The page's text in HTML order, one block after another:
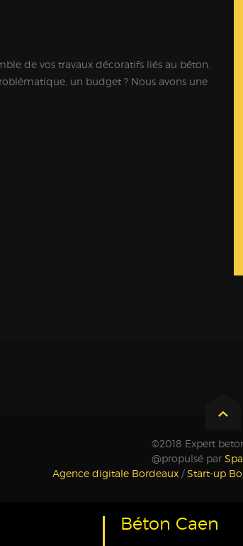
de vos travaux décoratifs liés au béton.
un budget ? Nous avons une
©2018 Expert
@propulsé par
Agence digitale Bordeaux /Start-up
Béton Caen